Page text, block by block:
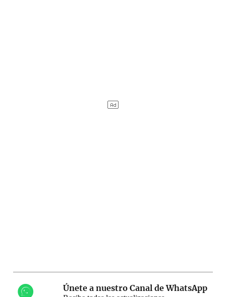
Únete a nuestro Canal de WhatsApp